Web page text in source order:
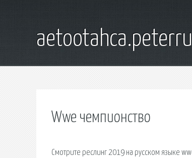
Wwe чемпионство
Смотрите реслинг 2019 на русском языке